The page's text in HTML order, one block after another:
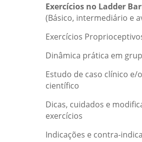
Exercícios no Ladder
(Básico, intermediário e
Exercícios
Dinâmica prática em
Estudo de caso clínico e/
científico
Dicas, cuidados e
exercícios
Indicações e contra-